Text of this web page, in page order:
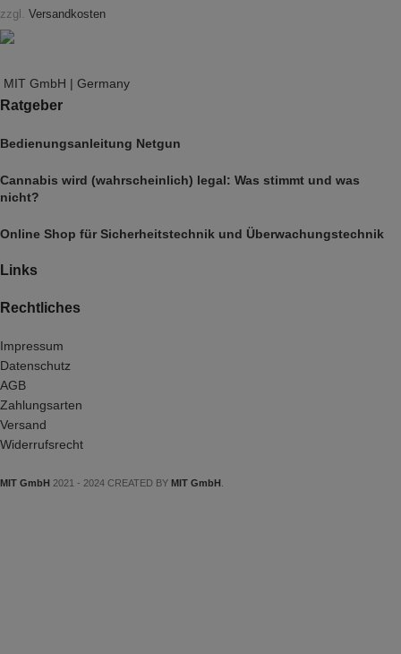
zzgl. Versandkosten
MIT GmbH | Germany
Ratgeber
Bedienungsanleitung Netgun
Cannabis wird (wahrscheinlich) legal: Was stimmt und was
nicht?
Online Shop für Sicherheitstechnik und Überwachungstechnik
Links
Rechtliches
Impressum
Datenschutz
AGB
Zahlungsarten
Versand
Widerrufsrecht
MIT GmbH 2021 - 2024 CREATED BY MIT GmbH